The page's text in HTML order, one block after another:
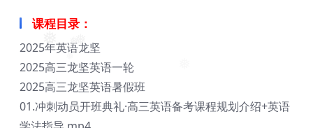
❅
❅
❅❅
课程目录：
2025年英语龙坚
2025高三龙坚英语一轮
2025高三龙坚英语暑假班
01.冲刺动员开班典礼·高三英语备考课程规划介绍+英语